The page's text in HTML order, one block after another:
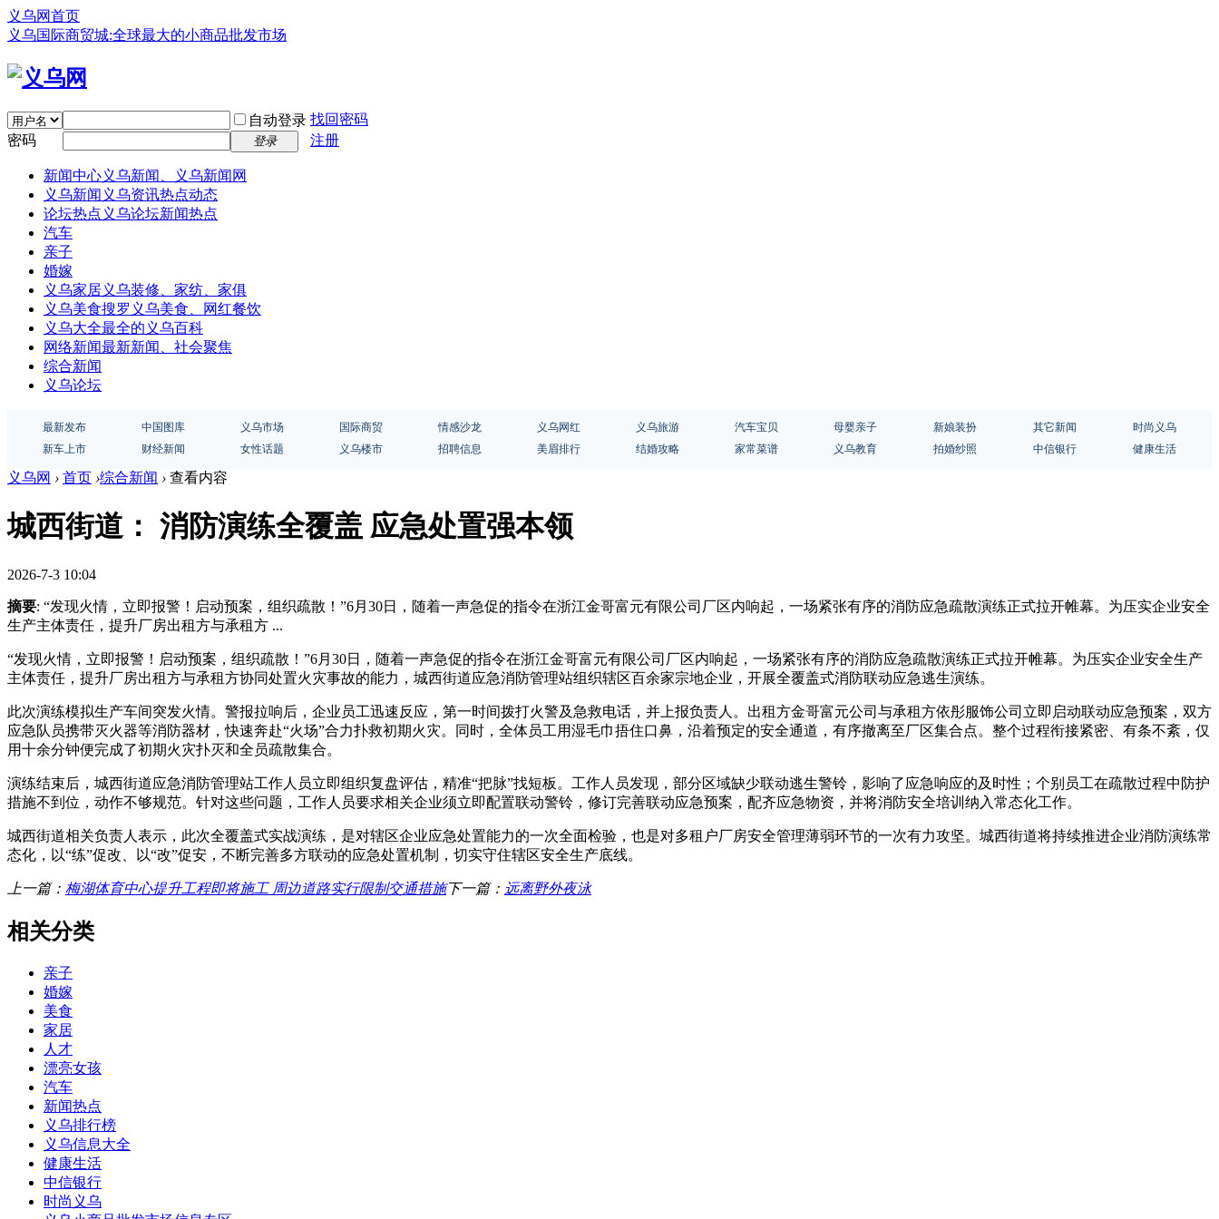
义乌网首页
义乌国际商贸城:全球最大的小商品批发市场
自动登录 找回密码
密码
登录 注册
新闻中心义乌新闻、义乌新闻网
义乌新闻 义乌资讯热点动态
论坛热点 义乌论坛新闻热点
汽车
亲子
婚嫁
义乌家居义乌装修、家纺、家俱
义乌美食搜罗义乌美食、网红餐饮
义乌大全最全的义乌百科
网络新闻最新新闻、社会聚焦
综合新闻
义乌论坛
最新发布 中国图库 义乌市场 国际商贸 情感沙龙 义乌网红 义乌旅游 汽车宝贝 母婴亲子 新娘装扮 其它新闻
时尚义乌
新车上市
财经新闻 女性话题 义乌楼市 招聘信息 美眉排行 结婚攻略 家常菜谱 义乌教育 拍婚纱照 中信银行 健康生活
义乌网 › 首页 ›综合新闻 › 查看内容
城西街道： 消防演练全覆盖 应急处置强本领
2026-7-3 10:04
摘要: “发现火情，立即报警！启动预案，组织疏散！”6月30日，随着一声急促的指令在浙江金哥富元有限公司厂区内响起，一场紧张有序的消防应急疏散演练正式拉开帷幕。为压实企业安全
生产主体责任，提升厂房出租方与承租方 ...
“发现火情，立即报警！启动预案，组织疏散！”6月30日，随着一声急促的指令在浙江金哥富元有限公司厂区内响起，一场紧张有序的消防应急疏散演练正式拉开帷幕。为压实企业安全生产
主体责任，提升厂房出租方与承租方协同处置火灾事故的能力，城西街道应急消防管理站组织辖区百余家宗地企业，开展全覆盖式消防联动应急逃生演练。
此次演练模拟生产车间突发火情。警报拉响后，企业员工迅速反应，第一时间拨打火警及急救电话，并上报负责人。出租方金哥富元公司与承租方依彤服饰公司立即启动联动应急预案，双方
应急队员携带灭火器等消防器材，快速奔赴“火场”合力扑救初期火灾。同时，全体员工用湿毛巾捂住口鼻，沿着预定的安全通道，有序撤离至厂区集合点。整个过程衔接紧密、有条不紊，仅
用十余分钟便完成了初期火灾扑灭和全员疏散集合。
演练结束后，城西街道应急消防管理站工作人员立即组织复盘评估，精准“把脉”找短板。工作人员发现，部分区域缺少联动逃生警铃，影响了应急响应的及时性；个别员工在疏散过程中防护
措施不到位，动作不够规范。针对这些问题，工作人员要求相关企业须立即配置联动警铃，修订完善联动应急预案，配齐应急物资，并将消防安全培训纳入常态化工作。
城西街道相关负责人表示，此次全覆盖式实战演练，是对辖区企业应急处置能力的一次全面检验，也是对多租户厂房安全管理薄弱环节的一次有力攻坚。城西街道将持续推进企业消防演练常
态化，以“练”促改、以“改”促安，不断完善多方联动的应急处置机制，切实守住辖区安全生产底线。
上一篇： 梅湖体育中心提升工程即将施工 周边道路实行限制交通措施下一篇： 远离野外夜泳
相关分类
亲子
婚嫁
美食
家居
人才
漂亮女孩
汽车
新闻热点
义乌排行榜
义乌信息大全
健康生活
中信银行
时尚义乌